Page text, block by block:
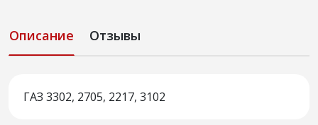
Описание Отзывы
ГАЗ 3302, 2705, 2217, 3102